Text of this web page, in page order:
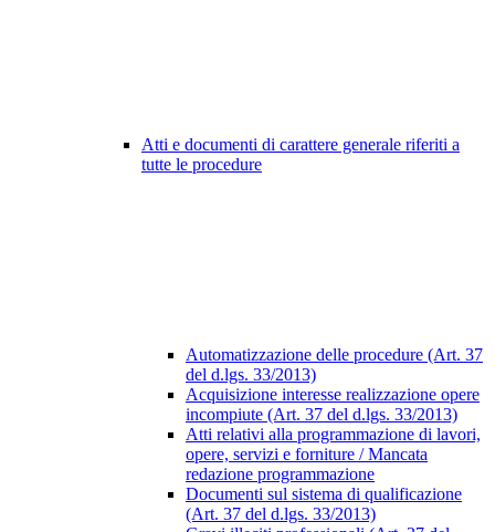
Atti e documenti di carattere generale riferiti a
tutte le procedure
Automatizzazione delle procedure (Art. 37
del d.lgs. 33/2013)
Acquisizione interesse realizzazione opere
incompiute (Art. 37 del d.lgs. 33/2013)
Atti relativi alla programmazione di lavori,
opere, servizi e forniture / Mancata
redazione programmazione
Documenti sul sistema di qualificazione
(Art. 37 del d.lgs. 33/2013)